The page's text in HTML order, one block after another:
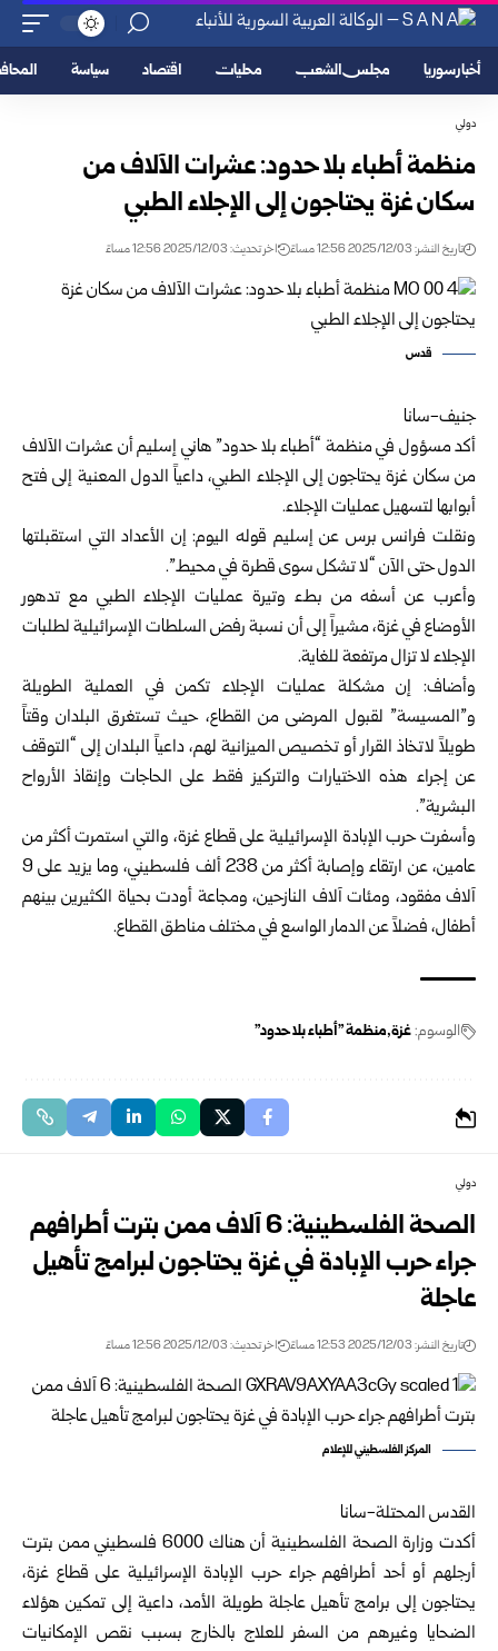
أخبار سوريا مجلس الشعب محليات اقتصاد سياسة
دولي
منظمة أطباء بلا حدود: عشرات الآلاف من
سكان غزة يحتاجون إلى الإجلاء الطبي
تاريخ النشر: 2025/12/03 12:56 مساءً اخر تحديث: 2025/12/03 12:56 مساءً
قدس
جنيف-سانا
أكد مسؤول في منظمة “أطباء بلا حدود” هاني إسليم أن عشرات الآلاف
من سكان غزة يحتاجون إلى الإجلاء الطبي، داعياً الدول المعنية إلى فتح
أبوابها لتسهيل عمليات الإجلاء.
ونقلت فرانس برس عن إسليم قوله اليوم: إن الأعداد التي استقبلتها
الدول حتى الآن “لا تشكل سوى قطرة في محيط”.
وأعرب عن أسفه من بطء وتيرة عمليات الإجلاء الطبي مع تدهور
الأوضاع في غزة، مشيراً إلى أن نسبة رفض السلطات الإسرائيلية لطلبات
الإجلاء لا تزال مرتفعة للغاية.
وأضاف: إن مشكلة عمليات الإجلاء تكمن في العملية الطويلة
و”المسيسة” لقبول المرضى من القطاع، حيث تستغرق البلدان وقتاً
طويلاً لاتخاذ القرار أو تخصيص الميزانية لهم، داعياً البلدان إلى “التوقف
عن إجراء هذه الاختيارات والتركيز فقط على الحاجات وإنقاذ الأرواح
البشرية”.
وأسفرت حرب الإبادة الإسرائيلية على قطاع غزة، والتي استمرت أكثر من
عامين، عن ارتقاء وإصابة أكثر من 238 ألف فلسطيني، وما يزيد على 9
آلاف مفقود، ومئات آلاف النازحين، ومجاعة أودت بحياة الكثيرين بينهم
أطفال، فضلاً عن الدمار الواسع في مختلف مناطق القطاع.
الوسوم:غزة منظمة "أطباء بلا حدود"
دولي
الصحة الفلسطينية: 6 آلاف ممن بترت أطرافهم
جراء حرب الإبادة في غزة يحتاجون لبرامج تأهيل
عاجلة
تاريخ النشر: 2025/12/03 12:53 مساءً اخر تحديث: 2025/12/03 12:56 مساءً
المركز الفلسطيني للإعلام
القدس المحتلة-سانا
أكدت وزارة الصحة الفلسطينية أن هناك 6000 فلسطيني ممن بترت
أرجلهم أو أحد أطرافهم جراء حرب الإبادة الإسرائيلية على قطاع غزة،
يحتاجون إلى برامج تأهيل عاجلة طويلة الأمد، داعية إلى تمكين هؤلاء
الضحايا وغيرهم من السفر للعلاج بالخارج بسبب نقص الإمكانيات